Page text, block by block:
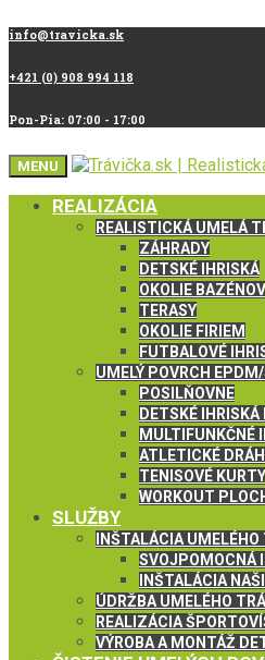
info@travicka.sk
+421 (0) 908 994 118
Pon-Pia: 07:00 - 17:00
MENU
REALIZÁCIA
REALISTICKÁ UMELÁ
ZÁHRADY
DETSKÉ IHRISKÁ
OKOLIE BAZÉNOV
TERASY
OKOLIE FIRIEM
FUTBALOVÉ
UMELÝ POVRCH
POSILŇOVNE
DETSKÉ
MULTIFUNKČNÉ
ATLETICKÉ
TENISOVÉ KURTY
WORKOUT
SLUŽBY
INŠTALÁCIA
SVOJPOMOCNÁ
INŠTALÁCIA
ÚDRŽBA UMELÉHO
REALIZÁCIA
VÝROBA A MONTÁŽ